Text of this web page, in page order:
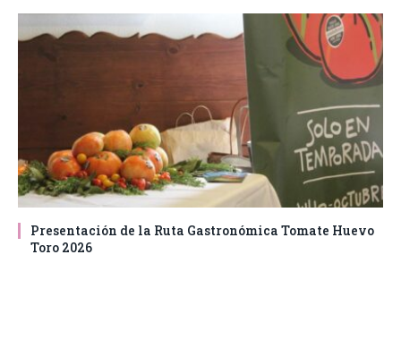
Presentación de la Ruta Gastronómica Tomate Huevo
Toro 2026